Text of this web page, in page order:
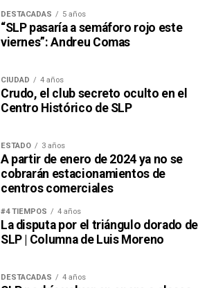
DESTACADAS 5 años
“SLP pasaría a semáforo rojo este
viernes”: Andreu Comas
CIUDAD 4 años
Crudo, el club secreto oculto en el
Centro Histórico de SLP
ESTADO 3 años
A partir de enero de 2024 ya no se
cobrarán estacionamientos de
centros comerciales
#4 TIEMPOS 4 años
La disputa por el triángulo dorado de
SLP | Columna de Luis Moreno
DESTACADAS 4 años